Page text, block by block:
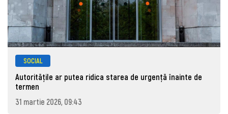
SOCIAL
Autoritățile ar putea ridica starea de urgență înainte de
termen
31 martie 2026, 09:43